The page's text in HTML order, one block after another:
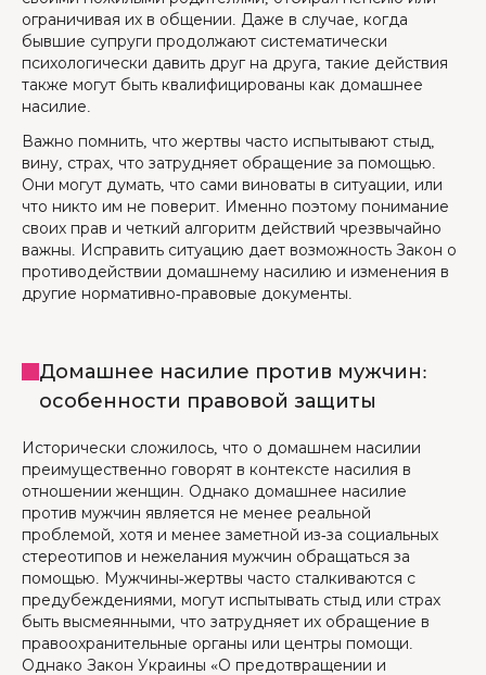
ограничивая их в общении. Даже в случае, когда
бывшие супруги продолжают систематически
психологически давить друг на друга, такие действия
также могут быть квалифицированы как домашнее
насилие.
Важно помнить, что жертвы часто испытывают стыд,
вину, страх, что затрудняет обращение за помощью.
Они могут думать, что сами виноваты в ситуации, или
что никто им не поверит. Именно поэтому понимание
своих прав и четкий алгоритм действий чрезвычайно
важны. Исправить ситуацию дает возможность Закон о
противодействии домашнему насилию и изменения в
другие нормативно-правовые документы.
Домашнее насилие против мужчин:
особенности правовой защиты
Исторически сложилось, что о домашнем насилии
преимущественно говорят в контексте насилия в
отношении женщин. Однако домашнее насилие
против мужчин является не менее реальной
проблемой, хотя и менее заметной из-за социальных
стереотипов и нежелания мужчин обращаться за
помощью. Мужчины-жертвы часто сталкиваются с
предубеждениями, могут испытывать стыд или страх
быть высмеянными, что затрудняет их обращение в
правоохранительные органы или центры помощи.
Однако Закон Украины «О предотвращении и